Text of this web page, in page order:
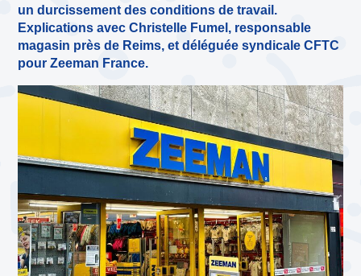
un durcissement des conditions de travail.
Explications avec Christelle Fumel, responsable
magasin près de Reims, et déléguée syndicale CFTC
pour Zeeman France.